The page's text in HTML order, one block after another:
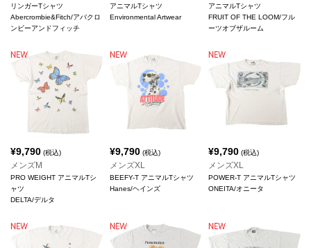
リンガーTシャツ
Abercrombie&Fitch/アバクロ
ンビーアンドフィッチ
アニマルTシャツ
Environmental Artwear
アニマルTシャツ
FRUIT OF THE LOOM/フル
ーツオブザルーム
¥9,790 (税込)
メンズM
PRO WEIGHT アニマルTシ
ャツ
DELTA/デルタ
¥9,790(税込)
メンズXL
BEEFY-T アニマルTシャツ
Hanes/ヘインズ
¥9,790 (税込)
メンズXL
POWER-T アニマルTシャツ
ONEITA/オニータ